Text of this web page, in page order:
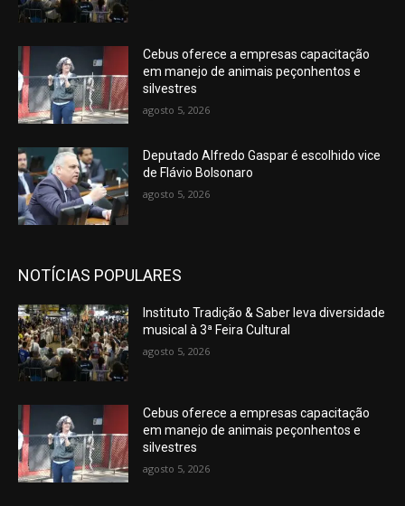
Cebus oferece a empresas capacitação
em manejo de animais peçonhentos e
silvestres
agosto 5, 2026
Deputado Alfredo Gaspar é escolhido vice
de Flávio Bolsonaro
agosto 5, 2026
NOTÍCIAS POPULARES
Instituto Tradição & Saber leva diversidade
musical à 3ª Feira Cultural
agosto 5, 2026
Cebus oferece a empresas capacitação
em manejo de animais peçonhentos e
silvestres
agosto 5, 2026